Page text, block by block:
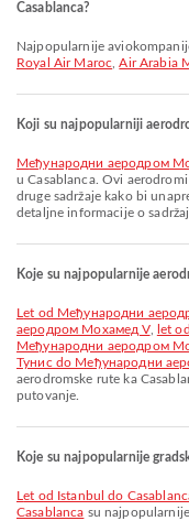
Casablanca?
Najpopularnije
Royal Air Maroc ,Air Arabia
Koji su najpopularniji
Међународни аеродром
u Casablanca. Ovi
druge sadržaje kako bi
detaljne informacije o
Koje su najpopularnije
let od Међународни аеродром Сабиха Гокчен do Међународни
аеродром Мохамед V,
let
Међународни аеродром
Тунис do Међународни
aerodromske rute ka
putovanje.
Koje su najpopularnije
let od Istanbul do
Casablanca su